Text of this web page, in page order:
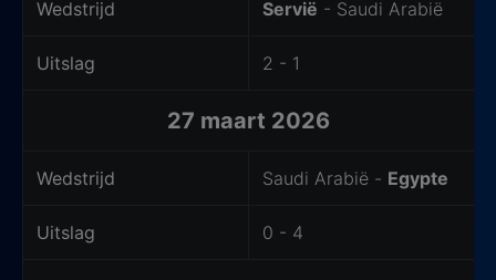
Wedstrijd Servië - Saudi Arabië
Uitslag 2 - 1
27 maart 2026
Wedstrijd Saudi Arabië - Egypte
Uitslag 0 - 4